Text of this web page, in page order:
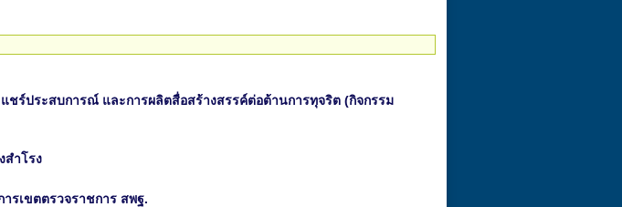
ชร์ประสบการณ์ และการผลิตสื่อสร้างสรรค์ต่อต้านการทุจริต (กิจกรรม
สำโรง
รเขตตรวจราชการ สพฐ.